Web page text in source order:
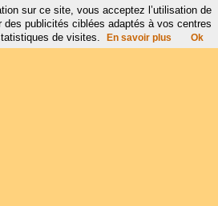
sur ce site, vous acceptez l’utilisation de
des publicités ciblées adaptés à vos centres
de visites.
En savoir plus Ok